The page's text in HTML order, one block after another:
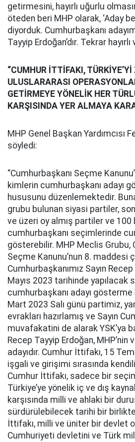
getirmesini, hayırlı uğurlu
öteden beri MHP olarak, ‘Aday
diyorduk. Cumhurbaşkanı
Tayyip Erdoğan’dır. Tekrar
“CUMHUR İTTİFAKI,
ULUSLARARASI
GETİRMEYE YÖNELİK HER
KARŞISINDA YER ALMAYA
MHP Genel Başkan Yardımcısı
söyledi:
“Cumhurbaşkanı Seçme
kimlerin cumhurbaşkanı adayı
hususunu düzenlemektedir.
grubu bulunan siyasi partiler,
ve üzeri oy almış partiler ve 100
cumhurbaşkanı seçimlerinde
gösterebilir. MHP Meclis Grubu,
Seçme Kanunu’nun 8. maddesi
Cumhurbaşkanımız Sayın Recep
Mayıs 2023 tarihinde yapılacak
cumhurbaşkanı adayı gösterme
Mart 2023 Salı günü partimiz,
evrakları hazırlamış ve Sayın
muvafakatini de alarak YSK’ya
Recep Tayyip Erdoğan, MHP’nin
adayıdır. Cumhur İttifakı, 15
işgali ve girişimi sırasında
Cumhur İttifakı, sadece bir
Türkiye’ye yönelik iç ve dış
karşısında milli ve ahlaki bir
sürdürülebilecek tarihi bir
İttifakı, milli ve üniter bir devlet
Cumhuriyeti devletini ve Türk